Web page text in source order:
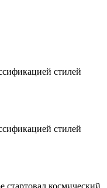
стилей
стилей
космический